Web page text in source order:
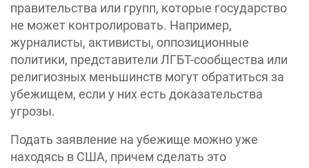
правительства или групп, которые государство
не может контролировать. Например,
журналисты, активисты, оппозиционные
политики, представители ЛГБТ-сообщества или
религиозных меньшинств могут обратиться за
убежищем, если у них есть доказательства
угрозы.
Подать заявление на убежище можно уже
находясь в США, причем сделать это